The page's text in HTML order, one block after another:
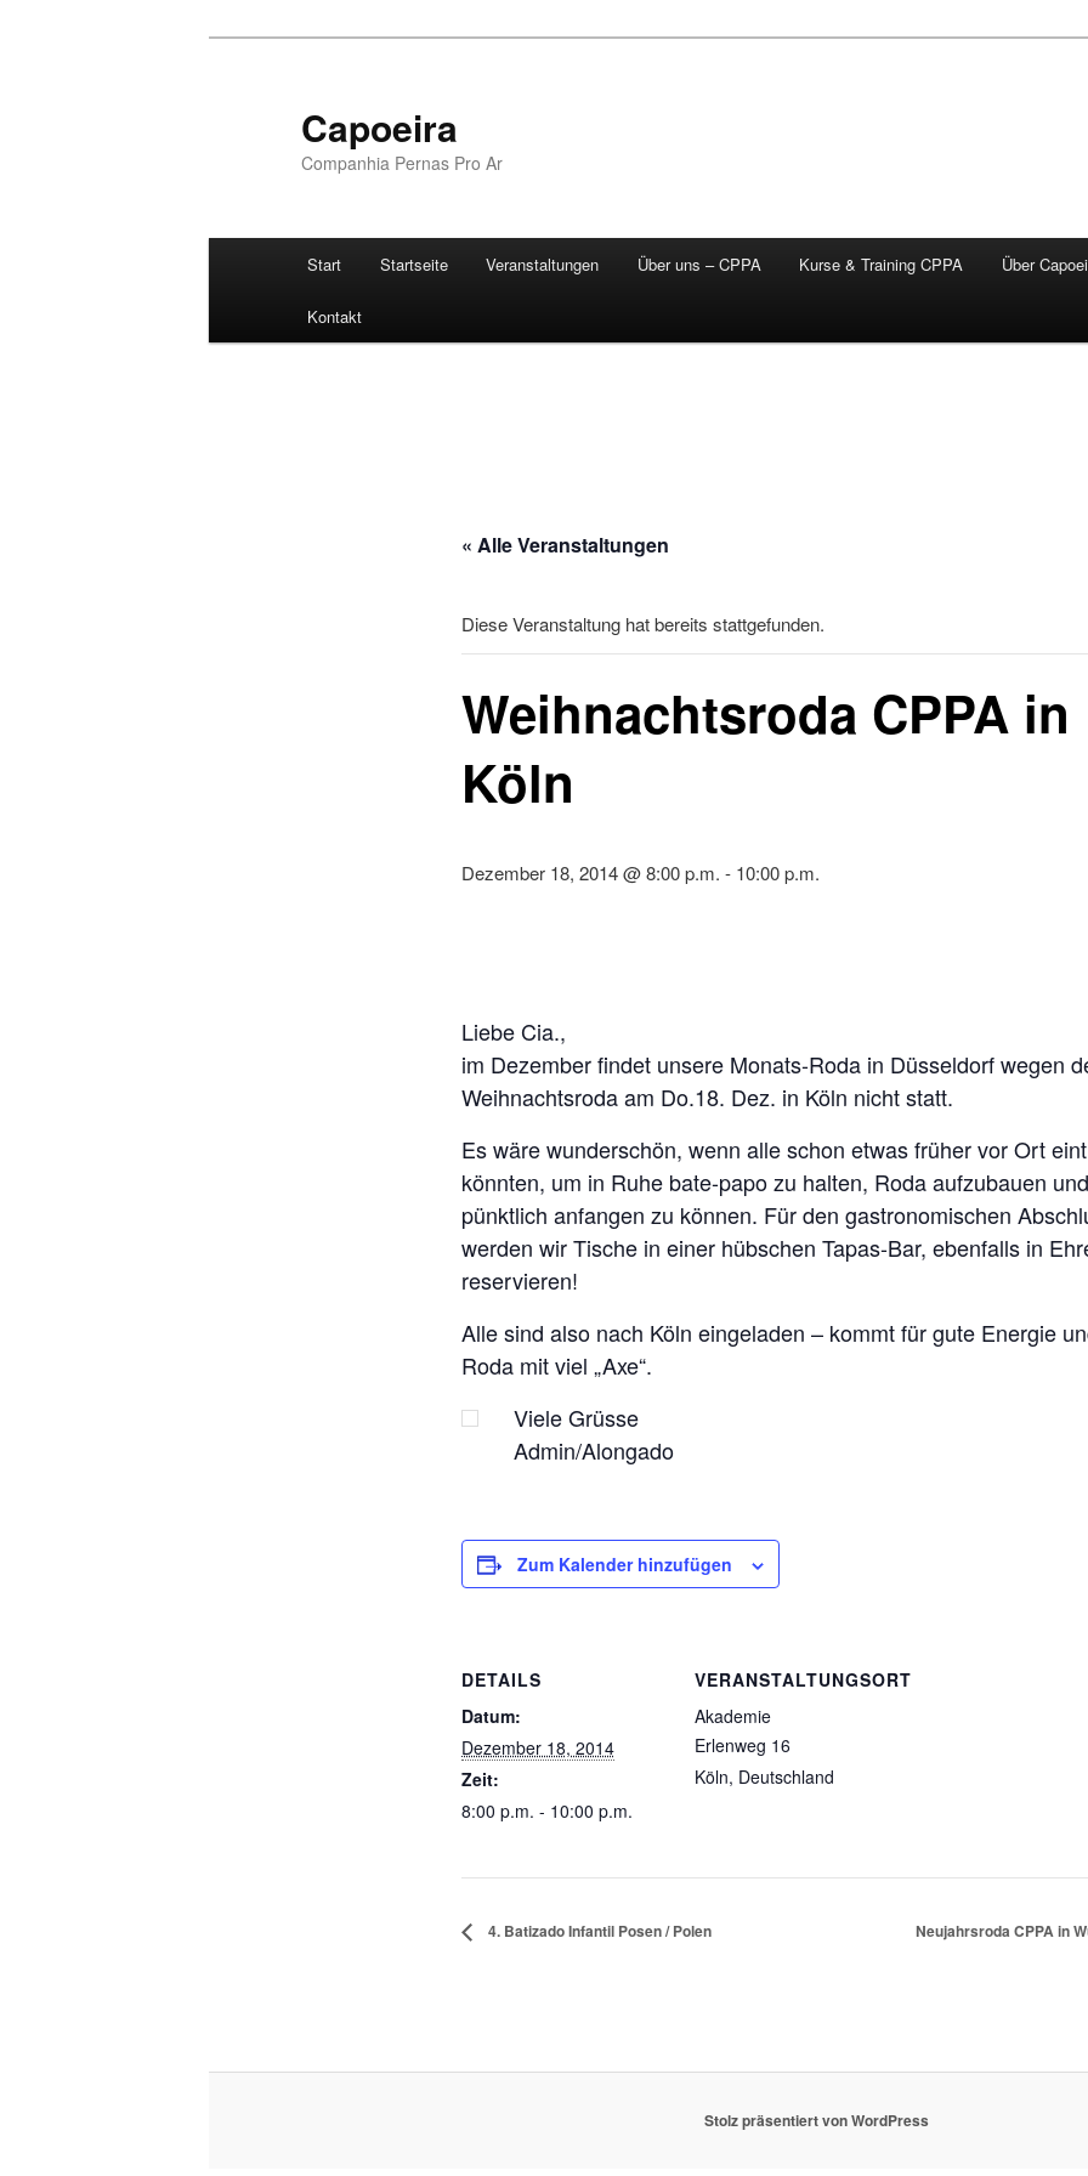
Capoeira
Companhia Pernas Pro Ar
Start Startseite Veranstaltungen Über uns – CPPA Kurse & Training CPPA Über
Kontakt
« Alle Veranstaltungen
Diese Veranstaltung hat bereits stattgefunden.
Weihnachtsroda CPPA in
Köln
Dezember 18, 2014 @ 8:00 p.m. - 10:00 p.m.
Liebe Cia.,
im Dezember findet unsere Monats-Roda in Düsseldorf wegen
Weihnachtsroda am Do.18. Dez. in Köln nicht statt.
Es wäre wunderschön, wenn alle schon etwas früher vor Ort
könnten, um in Ruhe bate-papo zu halten, Roda aufzubauen und
pünktlich anfangen zu können. Für den gastronomischen
werden wir Tische in einer hübschen Tapas-Bar, ebenfalls in
reservieren!
Alle sind also nach Köln eingeladen – kommt für gute Energie
Roda mit viel „Axe“.
Viele Grüsse
Admin/Alongado
Zum Kalender hinzufügen
DETAILS
Datum:
Dezember 18, 2014
Zeit:
8:00 p.m. - 10:00 p.m.
VERANSTALTUNGSORT
Akademie
Erlenweg 16
Köln, Deutschland
4. Batizado Infantil Posen / Polen Neujahrsroda CPPA in
Stolz präsentiert von WordPress